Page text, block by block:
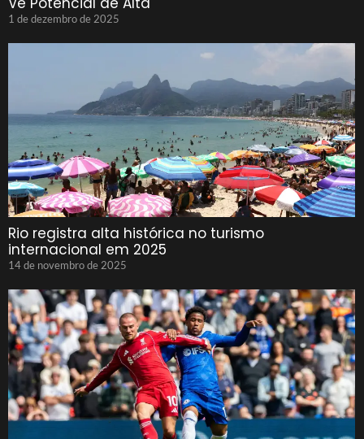
1 de dezembro de 2025
Rio registra alta histórica no turismo
internacional em 2025
14 de novembro de 2025